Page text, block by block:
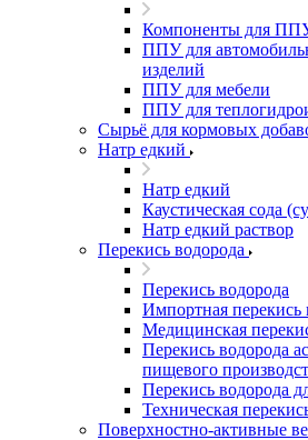
Компоненты для
ППУ для
изделий
ППУ для мебели
ППУ для
Сырьё для кормовых
Натр едкий
Натр едкий
Каустическая сода
Натр едкий раствор
Перекись водорода
Перекись водорода
Импортная перекись
Медицинская
Перекись водорода
пищевого
Перекись водорода
Техническая
Поверхностно-активные